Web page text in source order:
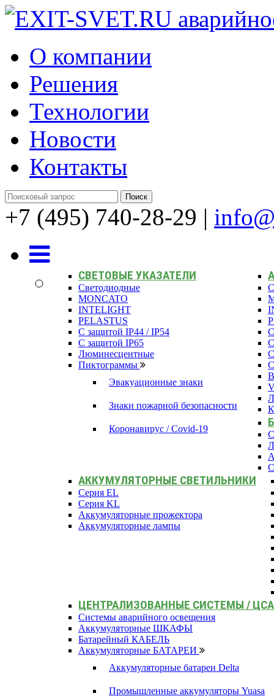
О компании
Решения
Технологии
Новости
Контакты
+7 (495) 740-28-29 |
СВЕТОВЫЕ УКАЗАТЕЛИ
Светодиодные
MONCATO
INTELIGHT
PELASTUS
С защитой IP44 / IP54
С защитой IP65
Люминесцентные
Пиктограммы
Эвакуационные знаки
Знаки пожарной безопасности
Коронавирус / Covid-19
АККУМУЛЯТОРНЫЕ СВЕТИЛЬНИКИ
Серия EL
Серия KL
Аккумуляторные прожектора
Аккумуляторные лампы
ЦЕНТРАЛИЗОВАННЫЕ СИСТЕМЫ /
Системы аварийного освещения
Аккумуляторные ШКАФЫ
Батарейный КАБЕЛЬ
Аккумуляторные БАТАРЕИ
Аккумуляторные батареи Delta
Промышленные аккумуляторы Yuasa